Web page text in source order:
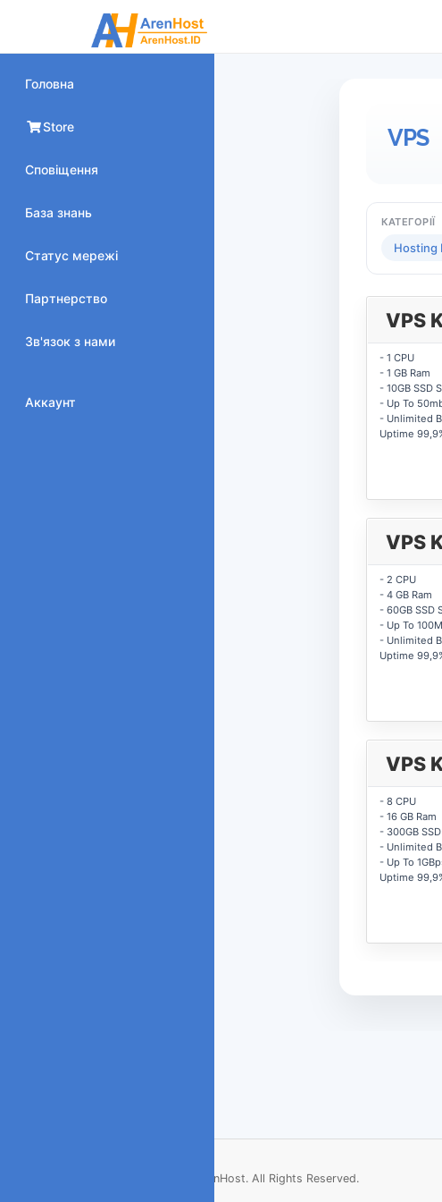
Головна
Store
Сповіщення
База знань
Статус мережі
Партнерство
Зв'язок з нами
Аккаунт
VPS
КАТЕГОРІЇ
Hosting
VPS
- 1 CPU
- 1 GB Ram
- 10GB SSD
- Up To
- Unlimited
Uptime
VPS
- 2 CPU
- 4 GB Ram
- 60GB SSD
- Up To
- Unlimited
Uptime
VPS
- 8 CPU
- 16 GB Ram
- 300GB
- Unlimited
- Up To
Uptime
Copyright © 2026 ArenHost. All Rights Reserved.